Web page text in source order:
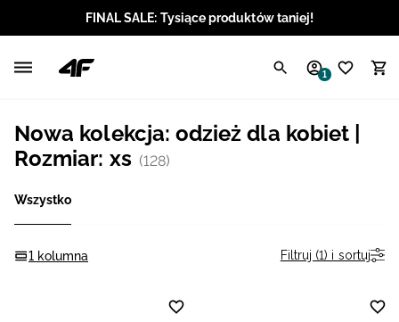
FINAL SALE: Tysiące produktów taniej!
1
Nowa kolekcja: odzież dla kobiet |
Rozmiar: xs (128)
Wszystko
1 kolumna Filtruj (1) i sortuj
Angielski / USD